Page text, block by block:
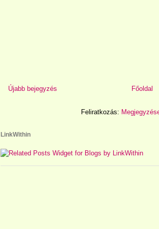
Újabb bejegyzés Főoldal
Feliratkozás:
LinkWithin